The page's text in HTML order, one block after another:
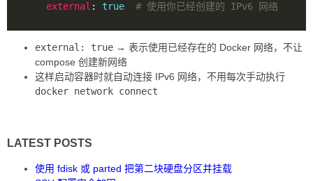
external : true # 使用你已经创建的 IPv6 网络
external: true → 表示使用已经存在的 Docker 网络，不让
compose 创建新网络
这样启动容器时就自动连接 IPv6 网络，不用每次手动执行
docker network connect
LATEST POSTS
使用 fdisk 或 parted 把第二块硬盘分区并挂载